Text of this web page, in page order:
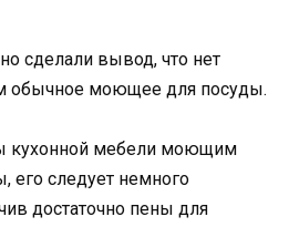
сделали вывод, что нет
обычное моющее для посуды.
кухонной мебели моющим
его следует немного
достаточно пены для